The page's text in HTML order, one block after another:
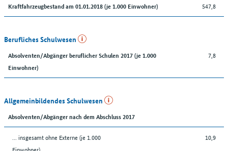
Kraftfahrzeugbestand am 01.01.2018 (je 1.000 Einwohner) 547,8
Berufliches Schulwesen
Absolventen/Abgänger beruflicher Schulen 2017 (je 1.000
Einwohner)
7,8
Allgemeinbildendes Schulwesen
Absolventen/Abgänger nach dem Abschluss 2017
... insgesamt ohne Externe (je 1.000
Einwohner)
10,9